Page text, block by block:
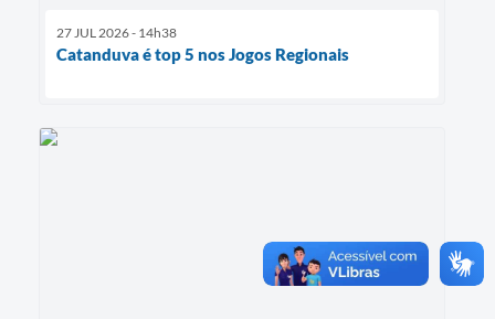
27 JUL 2026 - 14h38
Catanduva é top 5 nos Jogos Regionais